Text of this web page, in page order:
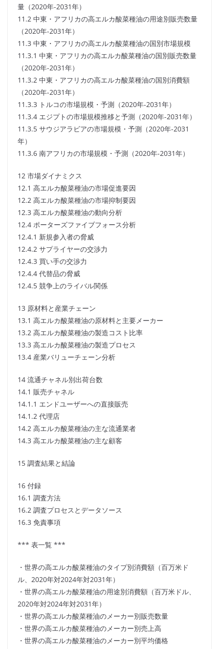
量（2020年-2031年）
11.2 中東・アフリカの高エルカ酸菜種油の用途別販売数量
（2020年-2031年）
11.3 中東・アフリカの高エルカ酸菜種油の国別市場規模
11.3.1 中東・アフリカの高エルカ酸菜種油の国別販売数量
（2020年-2031年）
11.3.2 中東・アフリカの高エルカ酸菜種油の国別消費額
（2020年-2031年）
11.3.3 トルコの市場規模・予測（2020年-2031年）
11.3.4 エジプトの市場規模推移と予測（2020年-2031年）
11.3.5 サウジアラビアの市場規模・予測（2020年-2031
年）
11.3.6 南アフリカの市場規模・予測（2020年-2031年）
12 市場ダイナミクス
12.1 高エルカ酸菜種油の市場促進要因
12.2 高エルカ酸菜種油の市場抑制要因
12.3 高エルカ酸菜種油の動向分析
12.4 ポーターズファイブフォース分析
12.4.1 新規参入者の脅威
12.4.2 サプライヤーの交渉力
12.4.3 買い手の交渉力
12.4.4 代替品の脅威
12.4.5 競争上のライバル関係
13 原材料と産業チェーン
13.1 高エルカ酸菜種油の原材料と主要メーカー
13.2 高エルカ酸菜種油の製造コスト比率
13.3 高エルカ酸菜種油の製造プロセス
13.4 産業バリューチェーン分析
14 流通チャネル別出荷台数
14.1 販売チャネル
14.1.1 エンドユーザーへの直接販売
14.1.2 代理店
14.2 高エルカ酸菜種油の主な流通業者
14.3 高エルカ酸菜種油の主な顧客
15 調査結果と結論
16 付録
16.1 調査方法
16.2 調査プロセスとデータソース
16.3 免責事項
*** 表一覧 ***
・世界の高エルカ酸菜種油のタイプ別消費額（百万米ド
ル、2020年対2024年対2031年）
・世界の高エルカ酸菜種油の用途別消費額（百万米ドル、
2020年対2024年対2031年）
・世界の高エルカ酸菜種油のメーカー別販売数量
・世界の高エルカ酸菜種油のメーカー別売上高
・世界の高エルカ酸菜種油のメーカー別平均価格